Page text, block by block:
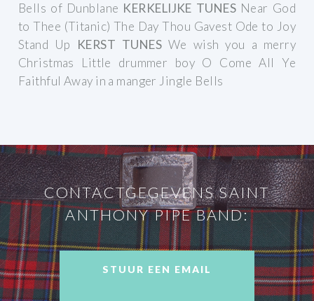
Bells of Dunblane KERKELIJKE TUNES Near God
to Thee (Titanic) The Day Thou Gavest Ode to Joy
Stand Up
KERST TUNES We wish you a merry
Christmas Little drummer boy O Come All Ye
Faithful Away in a manger Jingle Bells
CONTACTGEGEVENS SAINT
ANTHONY PIPE BAND:
STUUR EEN EMAIL